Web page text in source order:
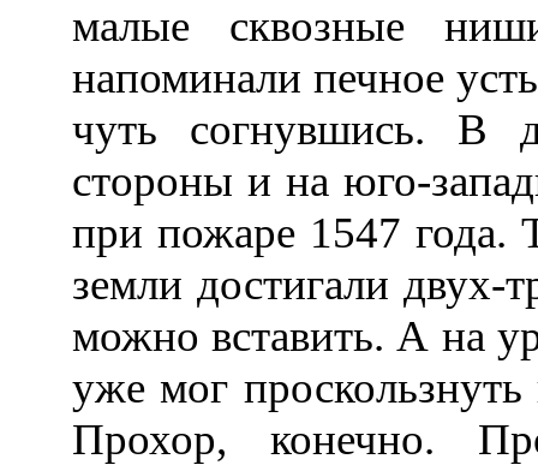
малые сквозные
напоминали печное
чуть согнувшись. В
стороны и на юго-
при пожаре 1547 года.
земли достигали
можно вставить. А на
уже мог
Прохор, конечно.